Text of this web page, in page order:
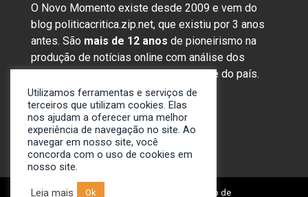
O Novo Momento existe desde 2009 e vem do
blog politicacritica.zip.net, que existiu por 3 anos
antes. São mais de 12 anos de pioneirismo na
produção de notícias online com análise dos
assuntos mais importantes da região e do país.
Sobre nós
Anunciar
Contato
© 2009-2024. Portal Novo Momento de
Utilizamos ferramentas e serviços de
terceiros que utilizam cookies. Elas
nos ajudam a oferecer uma melhor
experiência de navegação no site. Ao
navegar em nosso site, você
concorda com o uso de cookies em
nosso site.
Leia mais Ok